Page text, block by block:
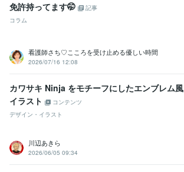
免許持ってます🤭
記事
コラム
看護師さち♡こころを受け止める優しい時間
2026/07/16 12:08
カワサキ Ninja をモチーフにしたエンブレム風
イラスト
コンテンツ
デザイン・イラスト
川辺あきら
2026/06/05 09:34